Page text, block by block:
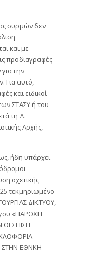
συρμών δεν
και με
προδιαγραφές
την
αυτό,
και ειδικοί
ΣΤΑΣΥ ή του
τη Δ.
Αρχής,
ήδη υπάρχει
σχετικής
τεκμηριωμένο
ΔΙΚΤΥΟΥ,
«ΠΑΡΟΧΗ
ΘΕΣΠΙΣΗ
ΣΤΗΝ ΕΘΝΚΗ